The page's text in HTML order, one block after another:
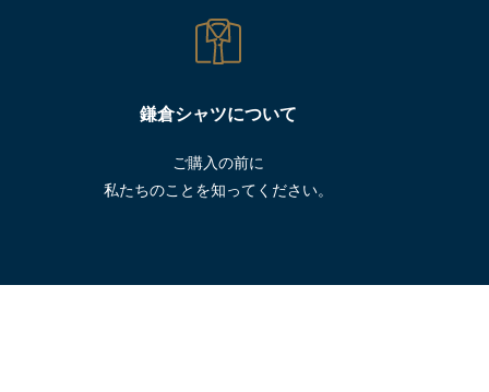
鎌倉シャツについて
ご購入の前に
私たちのことを知ってください。